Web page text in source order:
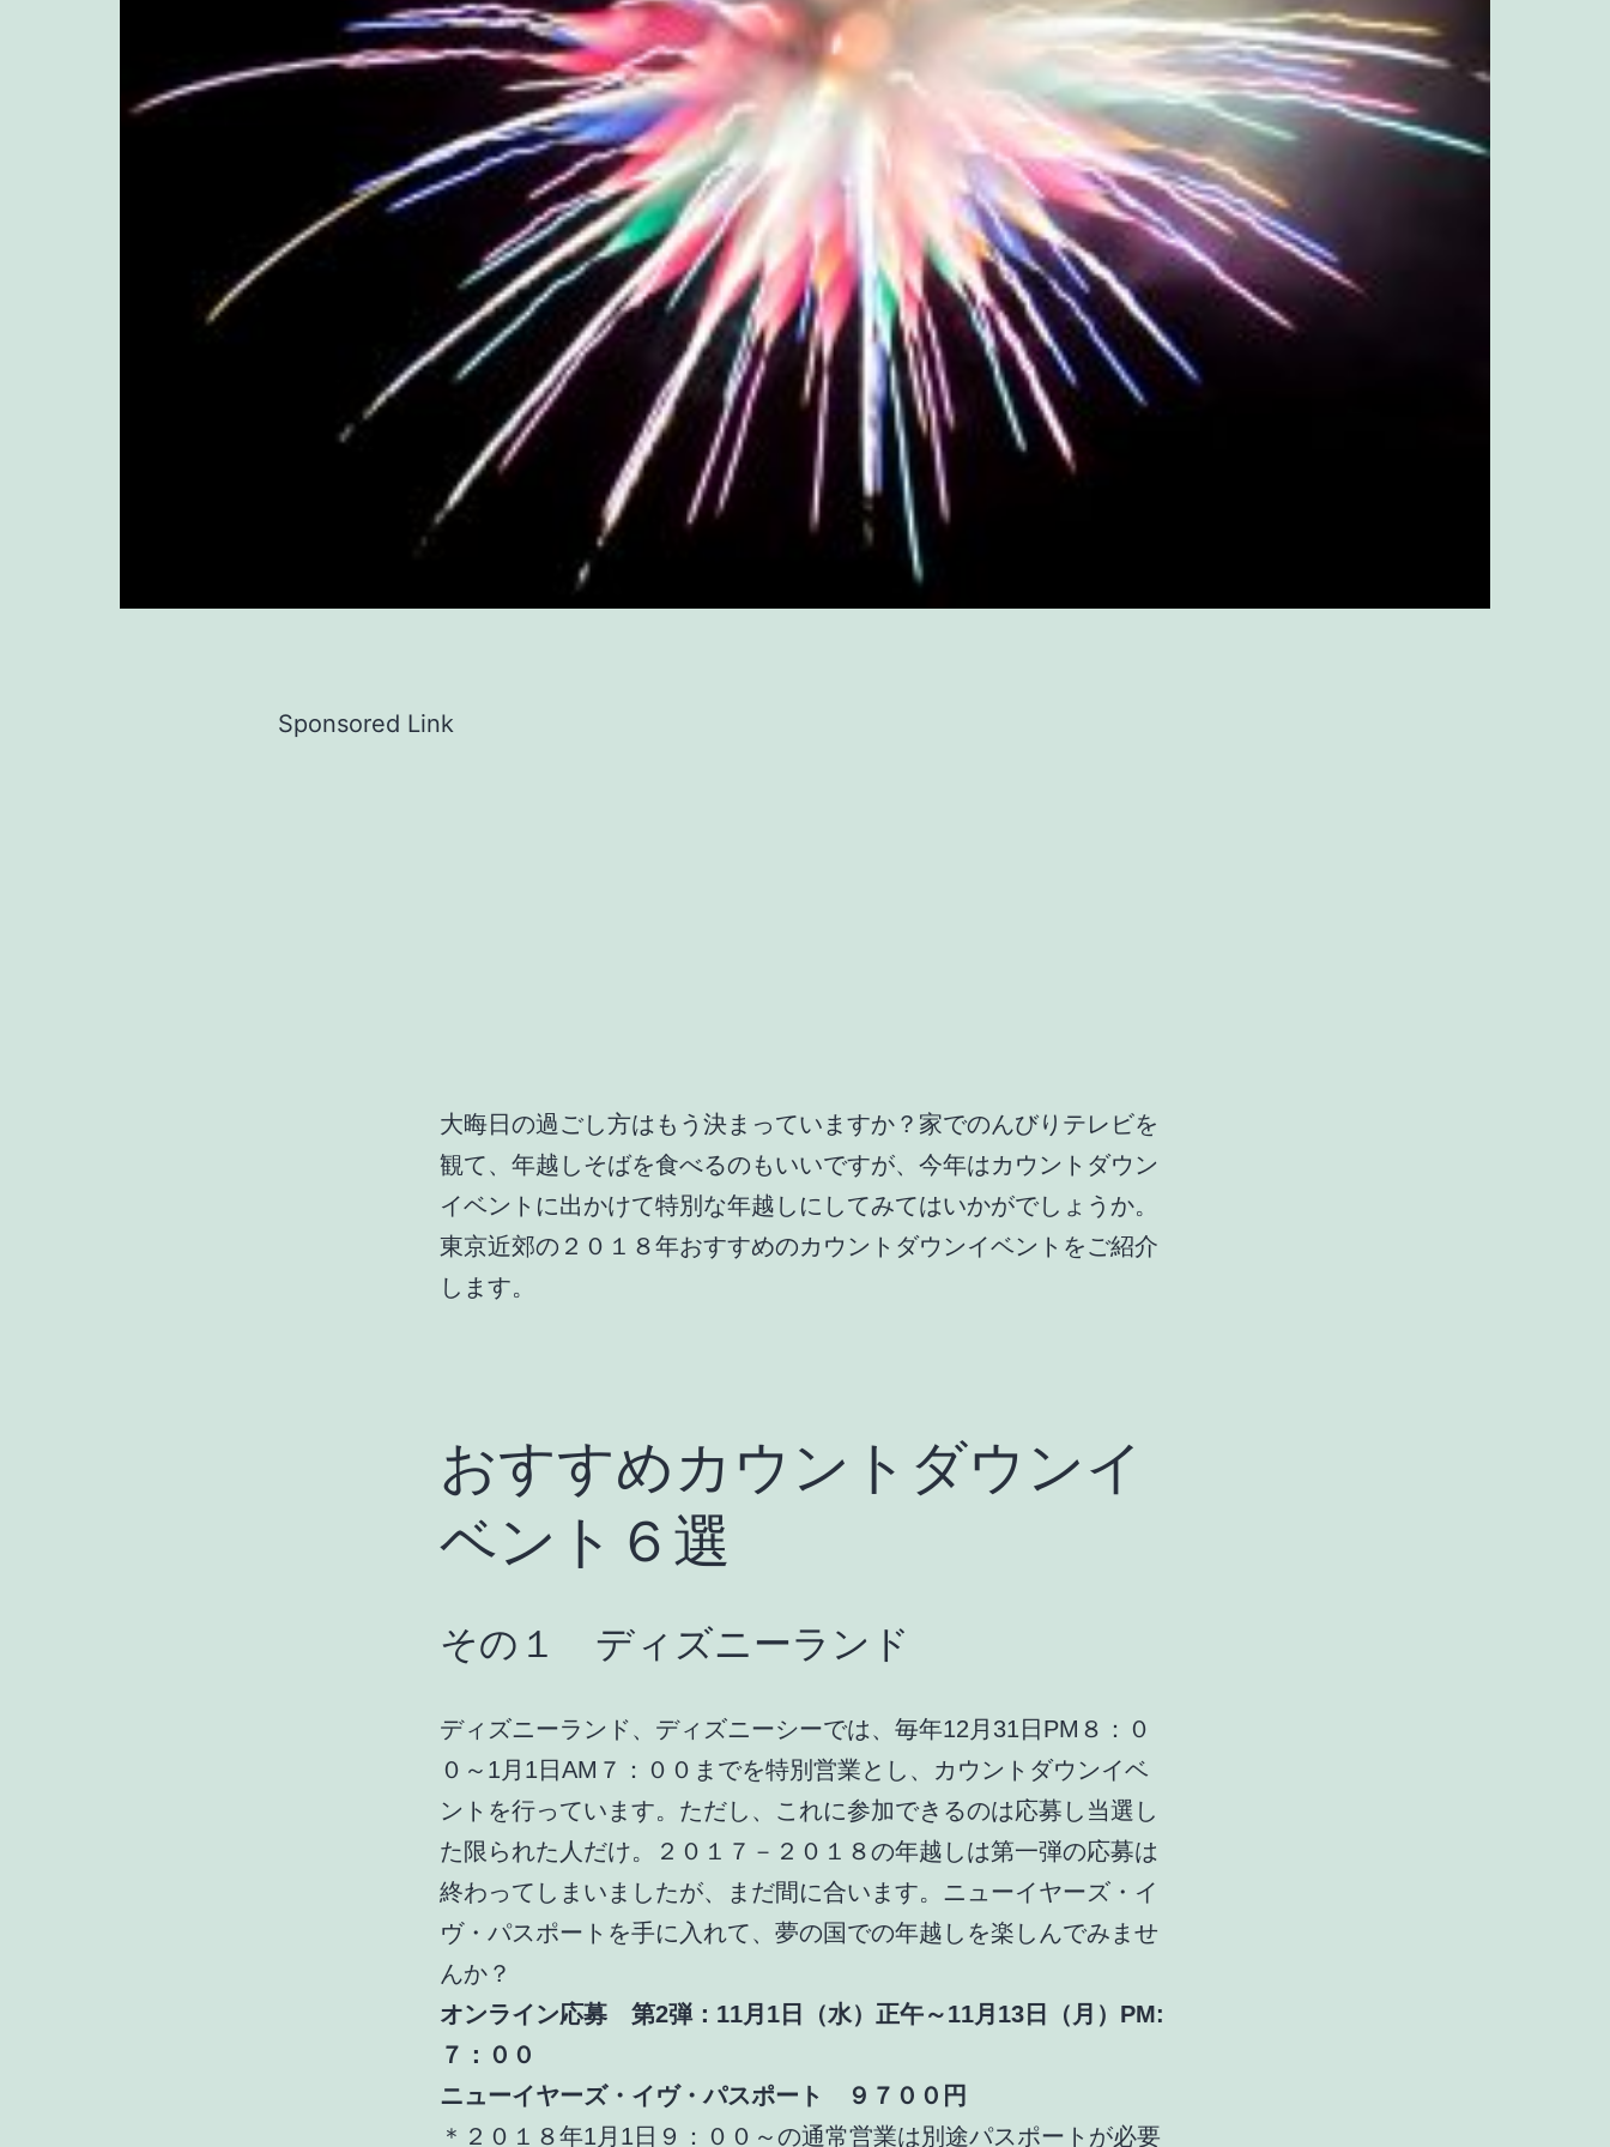
Sponsored Link
大晦日の過ごし方はもう決まっていますか？家でのんびりテレビを
観て、年越しそばを食べるのもいいですが、今年はカウントダウン
イベントに出かけて特別な年越しにしてみてはいかがでしょうか。
東京近郊の２０１８年おすすめのカウントダウンイベントをご紹介
します。
おすすめカウントダウンイ
ベント６選
その１ ディズニーランド
ディズニーランド、ディズニーシーでは、毎年12月31日PM８：０
０～1月1日AM７：００までを特別営業とし、カウントダウンイベ
ントを行っています。ただし、これに参加できるのは応募し当選し
た限られた人だけ。２０１７－２０１８の年越しは第一弾の応募は
終わってしまいましたが、まだ間に合います。ニューイヤーズ・イ
ヴ・パスポートを手に入れて、夢の国での年越しを楽しんでみませ
んか？
オンライン応募 第2弾：11月1日（水）正午～11月13日（月）PM:
７：００
ニューイヤーズ・イヴ・パスポート ９７００円
＊２０１８年1月1日９：００～の通常営業は別途パスポートが必要